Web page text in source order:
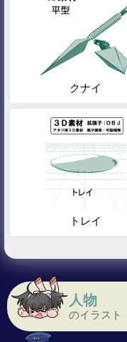
人物
のイラスト
クナイ
トレイ